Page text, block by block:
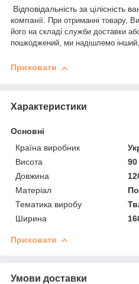
Відповідальність за цілісність
компанії. При отриманні товару,
його на складі служби доставки
пошкоджений, ми надішлемо
Приховати
Характеристики
Основні
Країна виробник
Висота
Довжина
Матеріал
Тематика виробу
Ширина
Приховати
Умови доставки